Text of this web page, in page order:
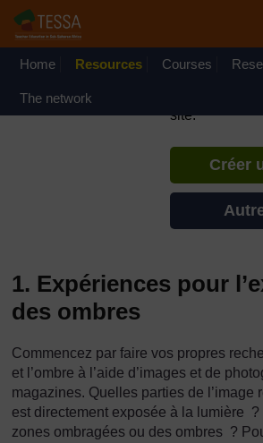
Home Resources Courses
The network
Si vous créez
site.
Créer
1. Expériences pour
des ombres
Commencez par faire vos propres
et l’ombre à l’aide d’images et de
magazines. Quelles parties de l’image
est directement exposée à la lumière
zones ombragées ou des ombres ?